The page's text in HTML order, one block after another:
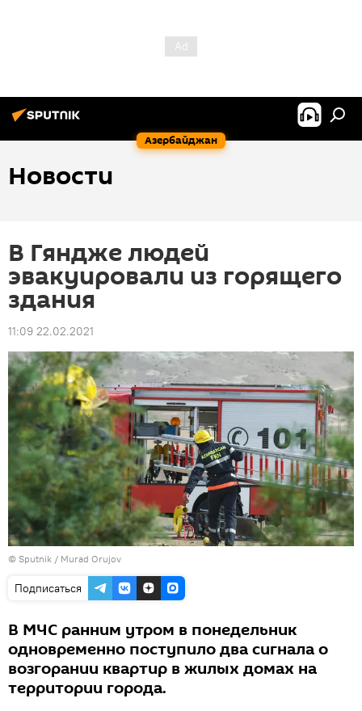
Азербайджан
Новости
В Гяндже людей
эвакуировали из горящего
здания
11:09 22.02.2021
© Sputnik / Murad Orujov
Подписаться
В МЧС ранним утром в понедельник
одновременно поступило два сигнала о
возгорании квартир в жилых домах на
территории города.